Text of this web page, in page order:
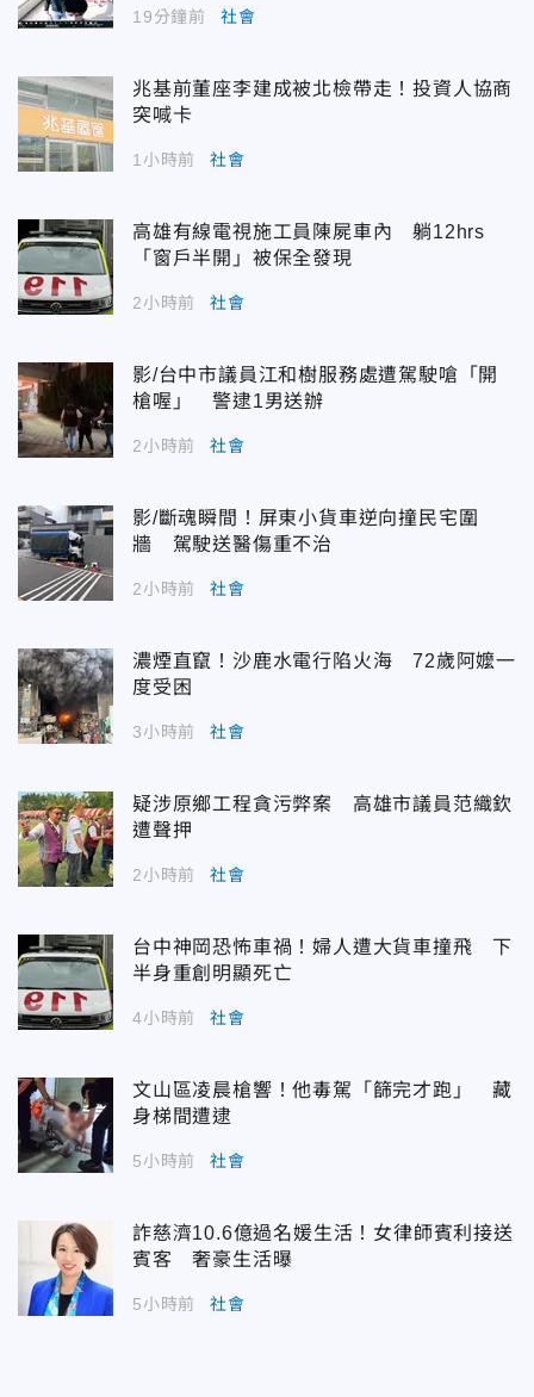
19分鐘前 社會
兆基前董座李建成被北檢帶走！投資人協商
突喊卡
1小時前 社會
高雄有線電視施工員陳屍車內 躺12hrs
「窗戶半開」被保全發現
2小時前 社會
影/台中市議員江和樹服務處遭駕駛嗆「開
槍喔」 警逮1男送辦
2小時前 社會
影/斷魂瞬間！屏東小貨車逆向撞民宅圍
牆 駕駛送醫傷重不治
2小時前 社會
濃煙直竄！沙鹿水電行陷火海 72歲阿嬤一
度受困
3小時前 社會
疑涉原鄉工程貪污弊案 高雄市議員范織欽
遭聲押
2小時前 社會
台中神岡恐怖車禍！婦人遭大貨車撞飛 下
半身重創明顯死亡
4小時前 社會
文山區凌晨槍響！他毒駕「篩完才跑」 藏
身梯間遭逮
5小時前 社會
詐慈濟10.6億過名媛生活！女律師賓利接送
賓客 奢豪生活曝
5小時前 社會